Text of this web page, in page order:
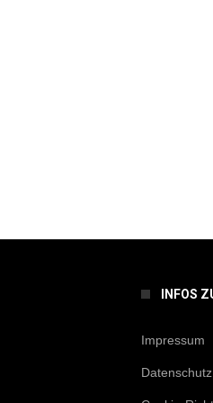
INFOS
Impressum
Datenschutz